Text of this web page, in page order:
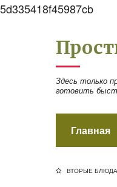
5d335418f45987cb
Здесь только
готовить
Главная
ВТОРЫЕ БЛЮДА